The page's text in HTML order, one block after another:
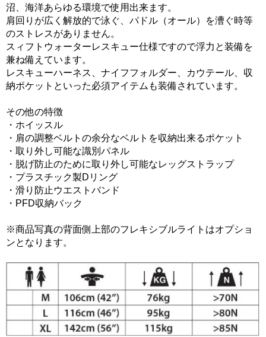
沼、海洋あらゆる環境で使用出来ます。
肩回りが広く解放的で泳ぐ、パドル（オール）を漕ぐ時等
のストレスがありません。
スィフトウォーターレスキュー仕様ですので浮力と装備を
兼ね備えています。
レスキューハーネス、ナイフフォルダー、カウテール、収
納ポケットといった必須アイテムも装備されています。
その他の特徴
・ホイッスル
・肩の調整ベルトの余分なベルトを収納出来るポケット
・取り外し可能な識別パネル
・脱げ防止のために取り外し可能なレッグストラップ
・プラスチック製Dリング
・滑り防止ウエストバンド
・PFD収納バック
※商品写真の背面側上部のフレキシブルライトはオプショ
ンとなります。